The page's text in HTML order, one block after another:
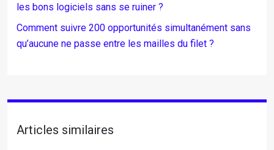
les bons logiciels sans se ruiner ?
Comment suivre 200 opportunités simultanément sans
qu’aucune ne passe entre les mailles du filet ?
Articles similaires